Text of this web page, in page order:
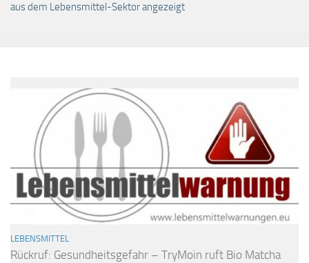
aus dem Lebensmittel-Sektor angezeigt
LEBENSMITTEL
Rückruf: Gesundheitsgefahr – TryMoin ruft Bio Matcha